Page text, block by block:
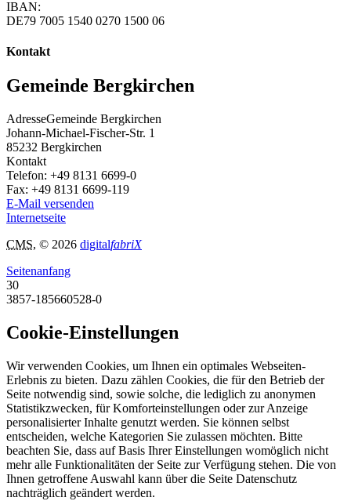
IBAN:
DE79 7005 1540 0270 1500 06
Kontakt
Gemeinde Bergkirchen
AdresseGemeinde Bergkirchen
Johann-Michael-Fischer-Str. 1
85232 Bergkirchen
Kontakt
Telefon: +49 8131 6699-0
Fax: +49 8131 6699-119
E-Mail versenden
Internetseite
CMS, © 2026 digitalfabriX
Seitenanfang
30
3857-185660528-0
Cookie-Einstellungen
Wir verwenden Cookies, um Ihnen ein optimales Webseiten-
Erlebnis zu bieten. Dazu zählen Cookies, die für den Betrieb der
Seite notwendig sind, sowie solche, die lediglich zu anonymen
Statistikzwecken, für Komforteinstellungen oder zur Anzeige
personalisierter Inhalte genutzt werden. Sie können selbst
entscheiden, welche Kategorien Sie zulassen möchten. Bitte
beachten Sie, dass auf Basis Ihrer Einstellungen womöglich nicht
mehr alle Funktionalitäten der Seite zur Verfügung stehen. Die von
Ihnen getroffene Auswahl kann über die Seite Datenschutz
nachträglich geändert werden.